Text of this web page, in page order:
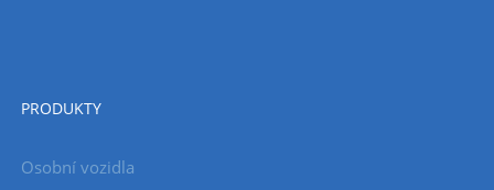
PRODUKTY
Osobní vozidla